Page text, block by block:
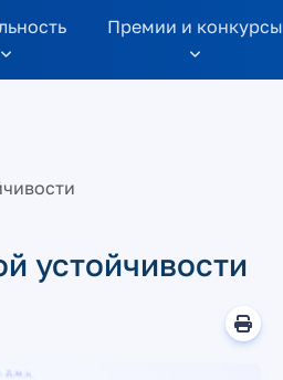
Премии и конкурсы
устойчивости